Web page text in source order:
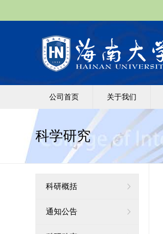
公司首页 关于我们
科学研究
科研概括
通知公告